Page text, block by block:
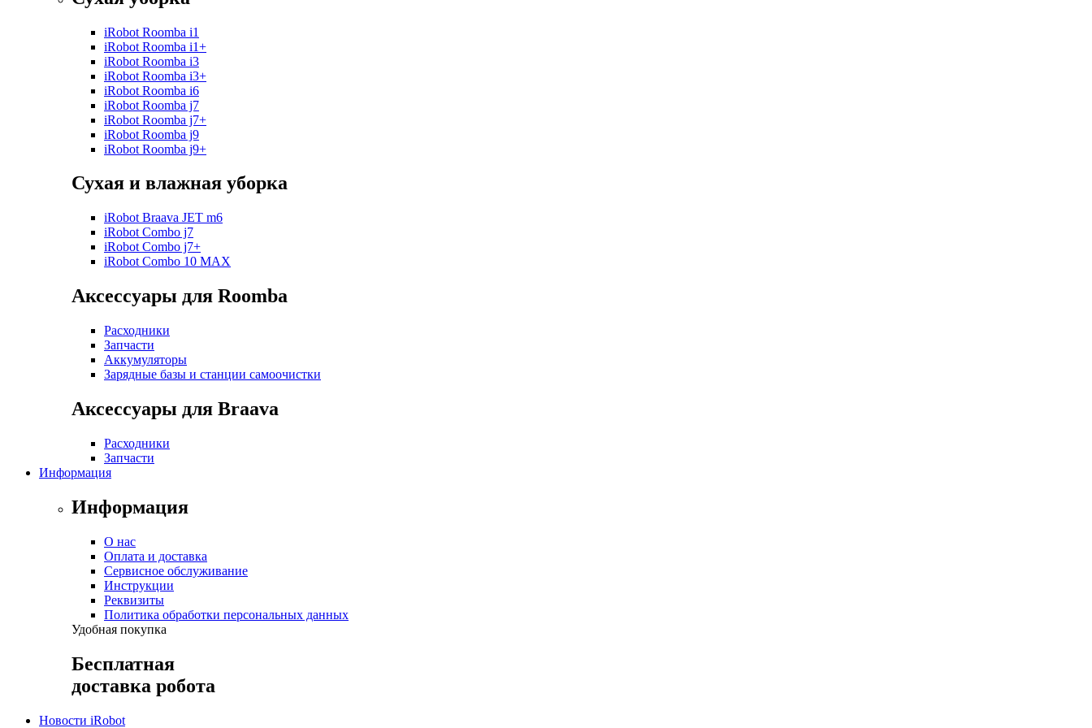
iRobot Roomba i1
iRobot Roomba i1+
iRobot Roomba i3
iRobot Roomba i3+
iRobot Roomba i6
iRobot Roomba j7
iRobot Roomba j7+
iRobot Roomba j9
iRobot Roomba j9+
Сухая и влажная уборка
iRobot Braava JET m6
iRobot Combo j7
iRobot Combo j7+
iRobot Combo 10 MAX
Аксессуары для Roomba
Расходники
Запчасти
Аккумуляторы
Зарядные базы и станции самоочистки
Аксессуары для Braava
Расходники
Запчасти
Информация
Информация
О нас
Оплата и доставка
Сервисное обслуживание
Инструкции
Реквизиты
Политика обработки персональных данных
Удобная покупка
Бесплатная
доставка робота
Новости iRobot